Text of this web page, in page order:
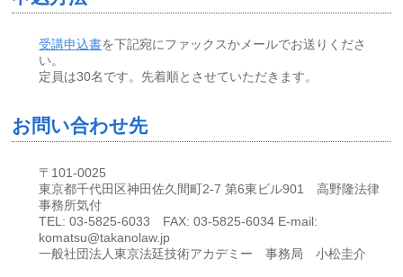
受講申込書を下記宛にファックスかメールでお送りくださ
い。
定員は30名です。先着順とさせていただきます。
お問い合わせ先
〒101-0025
東京都千代田区神田佐久間町2-7 第6東ビル901 高野隆法律
事務所気付
TEL: 03-5825-6033 FAX: 03-5825-6034 E-mail:
komatsu@takanolaw.jp
一般社団法人東京法廷技術アカデミー 事務局 小松圭介